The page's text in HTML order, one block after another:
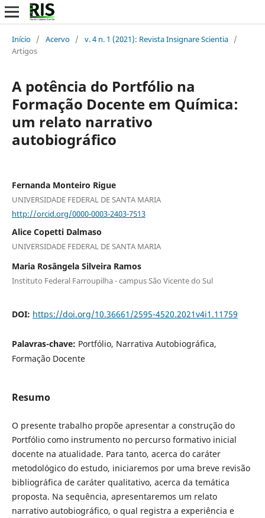
Início / Acervo / v. 4 n. 1 (2021): Revista Insignare Scientia /
Artigos
A potência do Portfólio na
Formação Docente em Química:
um relato narrativo
autobiográfico
Fernanda Monteiro Rigue
UNIVERSIDADE FEDERAL DE SANTA MARIA
http://orcid.org/0000-0003-2403-7513
Alice Copetti Dalmaso
UNIVERSIDADE FEDERAL DE SANTA MARIA
Maria Rosângela Silveira Ramos
Instituto Federal Farroupilha - campus São Vicente do Sul
DOI: https://doi.org/10.36661/2595-4520.2021v4i1.11759
Palavras-chave: Portfólio, Narrativa Autobiográfica,
Formação Docente
Resumo
O presente trabalho propõe apresentar a construção do
Portfólio como instrumento no percurso formativo inicial
docente na atualidade. Para tanto, acerca do caráter
metodológico do estudo, iniciaremos por uma breve revisão
bibliográfica de caráter qualitativo, acerca da temática
proposta. Na sequência, apresentaremos um relato
narrativo autobiográfico, o qual registra a experiência e